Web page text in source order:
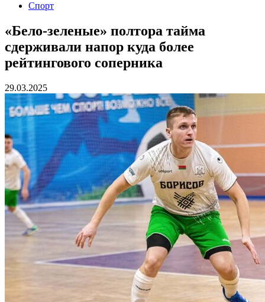
Спорт
«Бело-зеленые» полтора тайма
сдерживали напор куда более
рейтингового соперника
29.03.2025